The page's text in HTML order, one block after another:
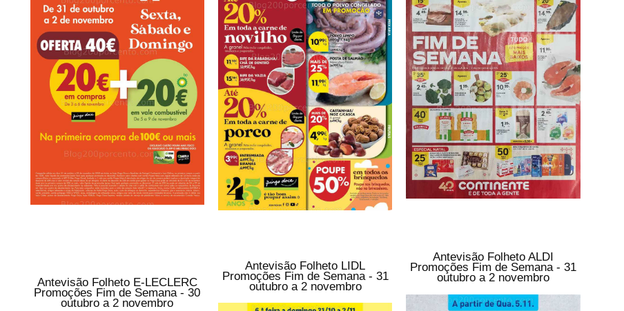
Antevisão Folheto E-LECLERC
Promoções Fim de Semana - 30
outubro a 2 novembro
Antevisão Folheto LIDL
Promoções Fim de Semana - 31
outubro a 2 novembro
Antevisão Folheto ALDI
Promoções Fim de Semana - 31
outubro a 2 novembro